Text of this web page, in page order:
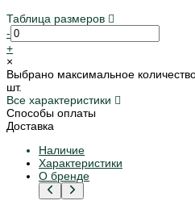
Таблица размеров
-
+
×
Выбрано максимальное
шт.
Все характеристики
Способы оплаты
Доставка
Наличие
Характеристики
О бренде